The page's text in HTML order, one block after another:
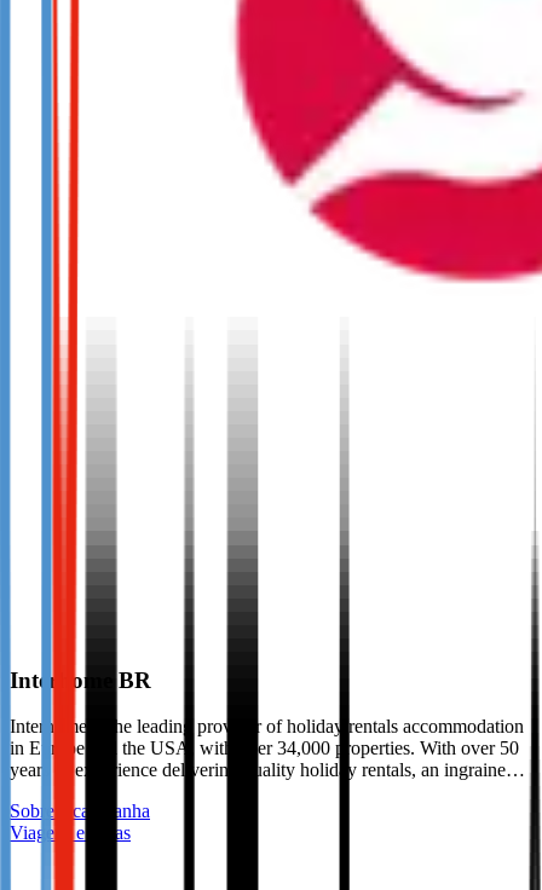
Interhome BR
Interhome is the leading provider of holiday rentals accommodation
in Europe and the USA, with over 34,000 properties. With over 50
years of experience delivering quality holiday rentals, an ingraine…
Sobre a campanha
Viagens e férias